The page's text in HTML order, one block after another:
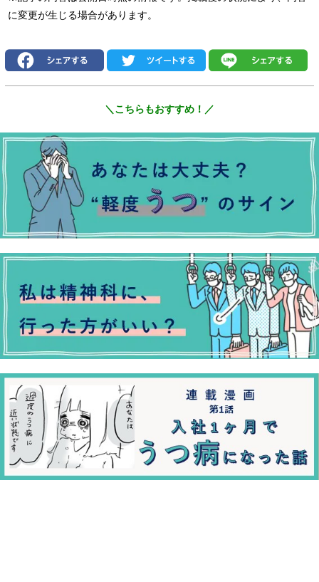
に変更が生じる場合があります。
＼こちらもおすすめ！／